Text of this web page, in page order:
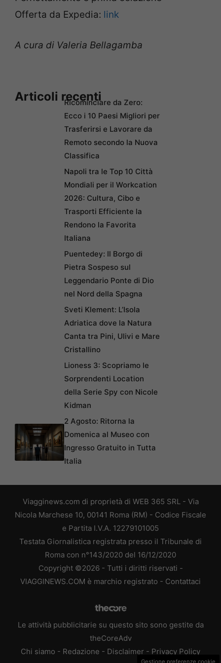
Offerta da Expedia: link
A cura di Valeria Bellagamba
Articoli recentiRicominciare da Zero:
Ecco i 10 Paesi Migliori per
Trasferirsi e Lavorare da
Remoto secondo la Nuova
Classifica
Napoli tra le Top 10 Città
Mondiali per il Workcation
2026: Cultura, Cibo e
Trasporti Efficiente la
Rendono la Favorita
Italiana
Puentedey: Il Borgo di
Pietra Sospeso sul
Leggendario Ponte di Dio
nel Nord della Spagna
Sveti Klement: L’Isola
Adriatica dove la Natura
Canta tra Pini, Ulivi e Mare
Cristallino
Lioness 3: Scopriamo le
Sorprendenti Location
della Serie Spy con Nicole
Kidman
2 Agosto: Ritorna la
Domenica al Museo con
Ingresso Gratuito in Tutta
Italia
Viagginews.com di proprietà di WEB 365 SRL - Via
Nicola Marchese 10, 00141 Roma (RM) - Codice Fiscale
e Partita I.V.A. 12279101005
Testata Giornalistica registrata presso il Tribunale di
Roma con n°143/2020 del 16/12/2020
Copyright ©2026 - Tutti i diritti riservati -
VIAGGINEWS.COM è marchio registrato - Contattaci
Le attività pubblicitarie su questo sito sono gestite da
theCoreAdv
Chi siamo - Redazione - Disclaimer - Privacy Policy
Gestione preferenze cookie